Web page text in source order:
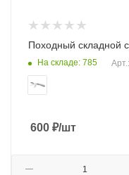
Походный складной
На складе: 785
600 ₽/шт